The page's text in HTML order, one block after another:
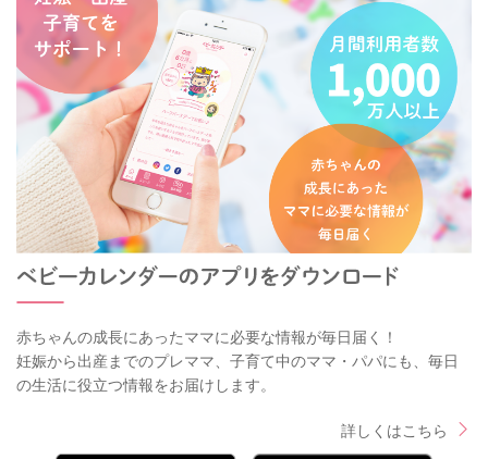
赤ちゃんの成長にあったママに必要な情報が毎日届く！
妊娠から出産までのプレママ、子育て中のママ・パパにも、毎日
の生活に役立つ情報をお届けします。
詳しくはこちら